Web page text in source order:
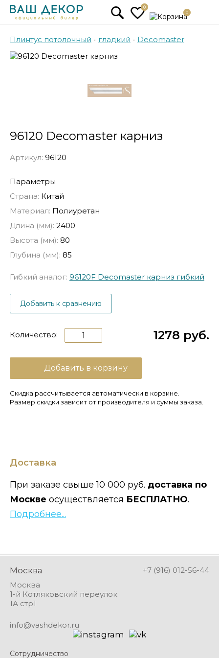
0
0
Плинтус потолочный • гладкий • Decomaster
96120 Decomaster карниз
Артикул: 96120
Параметры
Страна: Китай
Материал: Полиуретан
Длина (мм): 2400
Высота (мм): 80
Глубина (мм): 85
Гибкий аналог: 96120F Decomaster карниз гибкий
Добавить к сравнению
1278 руб.
Количество:
Добавить в корзину
Скидка рассчитывается автоматически в корзине.
Размер скидки зависит от производителя и суммы заказа.
Доставка
При заказе свыше 10 000 руб. доставка по
Москве осуществляется БЕСПЛАТНО.
Подробнее...
Москва
+7 (916) 012-56-44
Москва
1-й Котляковский переулок
1А стр1
info@vashdekor.ru
Сотрудничество